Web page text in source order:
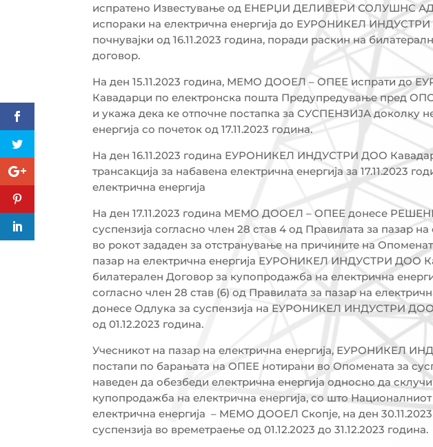
испратено Известување од ЕНЕРЏИ ДЕЛИВЕРИ СОЛУШНС АД
испораки на електрична енергија до ЕУРОНИКЕЛ
почнувајки од 16.11.2023 година, поради раскин на
договор.
На ден 15.11.2023 година, МЕМО ДООЕЛ – ОПЕЕ испрати
Кавадарци по електронска пошта Предупредување пред
и укажа дека ке отпочне постапка за СУСПЕНЗИЈА доколку
енергија со почеток од 17.11.2023 година.
На ден 16.11.2023 година ЕУРОНИКЕЛ ИНДУСТРИ ДОО
трансакција за набавена електрична енергија за 17.11.2023
електрична енергија
На ден 17.11.2023 година МЕМО ДООЕЛ – ОПЕЕ донесе
суспензија согласно член 28 став 4 од Правилата за пазар на
во рокот зададен за отстранување на причините на
пазар на електрична енергија ЕУРОНИКЕЛ ИНДУСТРИ ДОО
билатерален Договор за купопродажба на електрична
согласно член 28 став (6) од Правилата за пазар на
донесе Одлука за суспензија на ЕУРОНИКЕЛ ИНДУСТРИ ДОО
од 01.12.2023 година.
Учесникот на пазар на електрична енергија, ЕУРОНИКЕЛ
постапи по барањата на ОПЕЕ нотирани во Опомената за
наведен да обезбеди електрична енергија односно да
купопродажба на електрична енергија, со што
електрична енергија – МЕМО ДООЕЛ Скопје, на ден
суспензија во времетраење од 01.12.2023 до 31.12.2023 година.